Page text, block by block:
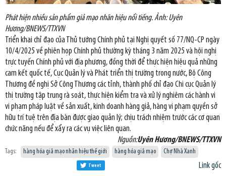
Phát hiện nhiều sản phẩm giả mạo nhãn hiệu nổi tiếng. Ảnh: Uyên
Hương/BNEWS/TTXVN
Triển khai chỉ đạo của Thủ tướng Chính phủ tại Nghị quyết số 77/NQ-CP ngày
10/4/2025 về phiên họp Chính phủ thường kỳ tháng 3 năm 2025 và hội nghị
trực tuyến Chính phủ với địa phương, đồng thời để thực hiện hiệu quả những
cam kết quốc tế, Cục Quản lý và Phát triển thị trường trong nước, Bộ Công
Thương đề nghị Sở Công Thương các tỉnh, thành phố chỉ đạo Chi cục Quản lý
thị trường tập trung rà soát, thực hiện kiểm tra và xử lý nghiêm các hành vi
vi phạm pháp luật về sản xuất, kinh doanh hàng giả, hàng vi phạm quyền sở
hữu trí tuệ trên địa bàn được giao quản lý; chịu trách nhiệm trước các cơ quan
chức năng nếu để xẩy ra các vụ việc liên quan.
Nguồn:Uyên Hương/BNEWS/TTXVN
Tags: hàng hóa giả mạo nhãn hiệu thế giới hàng hóa giả mạo Chợ Nhà Xanh
Link gốc
Tweet